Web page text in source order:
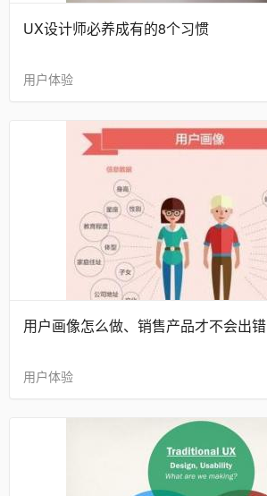
UX设计师必养成有的8个习惯
用户体验
用户画像怎么做、销售产品才不会出错
用户体验